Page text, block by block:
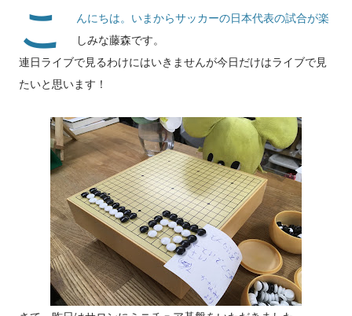
こ
んにちは。いまからサッカーの日本代表の試合が楽
しみな藤森です。
連日ライブで見るわけにはいきませんが今日だけはライブで見
たいと思います！